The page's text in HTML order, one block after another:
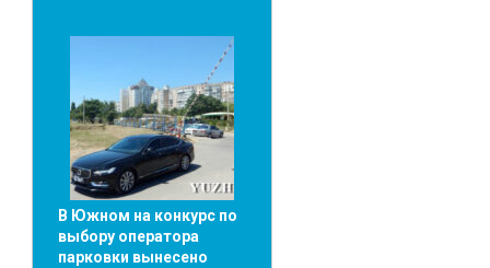
В Южном на конкурс по
выбору оператора
парковки вынесено